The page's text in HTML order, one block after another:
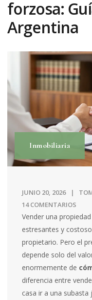
forzosa:
Argentina
Inmobiliaria
JUNIO 20, 2026
14 COMENTARIOS
Vender una
estresantes y
propietario. Pero el
depende solo del
enormemente de
diferencia entre
casa ir a una